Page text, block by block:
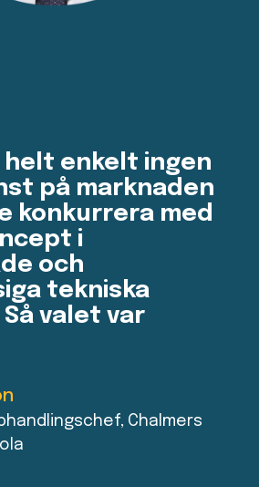
helt enkelt ingen
på marknaden
konkurrera med
i
och
tekniska
Så valet var
Chalmers